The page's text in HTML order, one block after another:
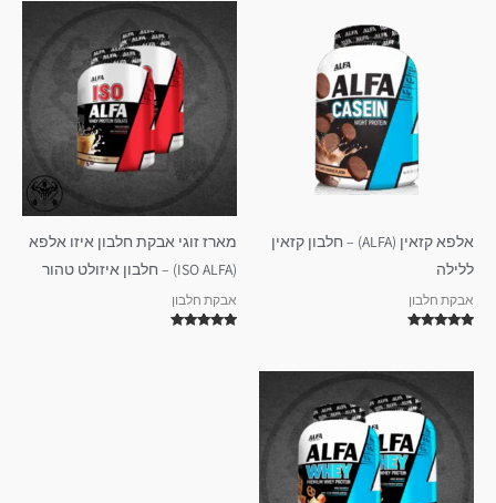
אלפא קזאין (ALFA) – חלבון קזאין
ללילה
אבקת חלבון
מארז זוגי אבקת חלבון איזו אלפא
(ISO ALFA) – חלבון איזולט טהור
אבקת חלבון